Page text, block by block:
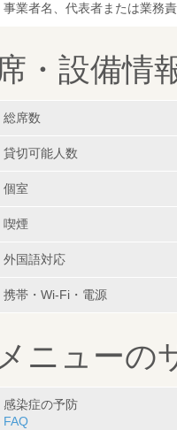
事業者名、代表者または業務
・設備情
総席数
貸切可能人数
個室
喫煙
外国語対応
携帯・Wi-Fi・電源
ニューの
感染症の予防
FAQ